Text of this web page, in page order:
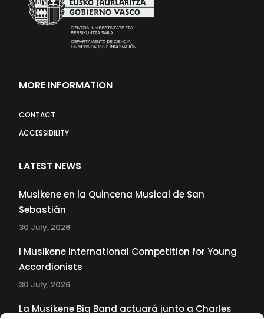
MORE INFORMATION
CONTACT
ACCESSIBILITY
LATEST NEWS
Musikene en la Quincena Musical de San
Sebastián
30 July, 2026
I Musikene International Competition for Young
Accordionists
30 July, 2026
La Musikene Big Band actuará junto a Charles